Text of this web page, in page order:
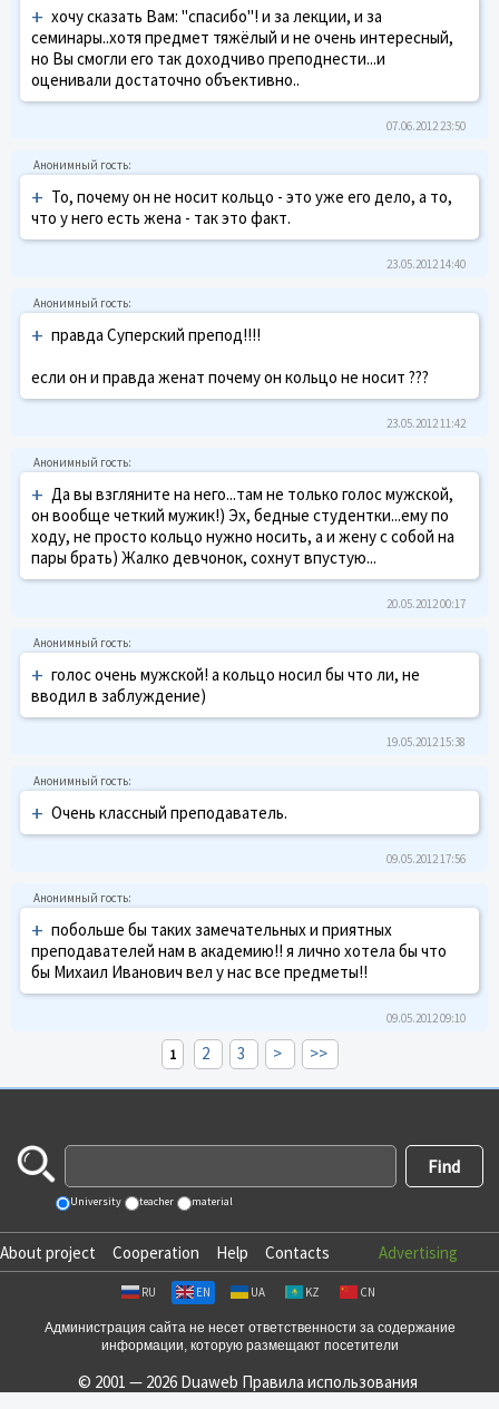
+ хочу сказать Вам: "спасибо"! и за лекции, и за
семинары..хотя предмет тяжёлый и не очень интересный,
но Вы смогли его так доходчиво преподнести...и
оценивали достаточно объективно..
07.06.2012 23:50
+ То, почему он не носит кольцо - это уже его дело, а то,
что у него есть жена - так это факт.
23.05.2012 14:40
+ правда Суперский препод!!!!
если он и правда женат почему он кольцо не носит ???
23.05.2012 11:42
+ Да вы взгляните на него...там не только голос мужской,
он вообще четкий мужик!) Эх, бедные студентки...ему по
ходу, не просто кольцо нужно носить, а и жену с собой на
пары брать) Жалко девчонок, сохнут впустую...
20.05.2012 00:17
+ голос очень мужской! а кольцо носил бы что ли, не
вводил в заблуждение)
19.05.2012 15:38
+ Очень классный преподаватель.
09.05.2012 17:56
+ побольше бы таких замечательных и приятных
преподавателей нам в академию!! я лично хотела бы что
бы Михаил Иванович вел у нас все предметы!!
09.05.2012 09:10
1 2 3 > >>
University teacher material
About project Cooperation Help Contacts Advertising
RU EN UA KZ CN
Администрация сайта не несет ответственности за содержание
информации, которую размещают посетители
© 2001 — 2026 Duaweb Правила использования